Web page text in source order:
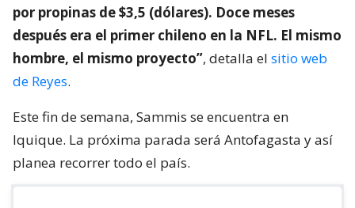
por propinas de $3,5 (dólares). Doce meses
después era el primer chileno en la NFL. El mismo
hombre, el mismo proyecto”, detalla el sitio web
de Reyes.
Este fin de semana, Sammis se encuentra en
Iquique. La próxima parada será Antofagasta y así
planea recorrer todo el país.